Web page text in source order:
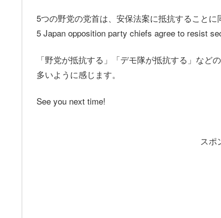
5つの野党の党首は、安保法案に抵抗すること
5 Japan opposition party chiefs agree to resist
「野党が抵抗する」「デモ隊が抵抗する」な
多いように感じます。
See you next time!
スポ